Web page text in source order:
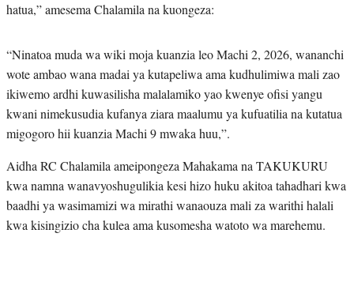
hatua,” amesema Chalamila na kuongeza:
“Ninatoa muda wa wiki moja kuanzia leo Machi 2, 2026, wananchi
wote ambao wana madai ya kutapeliwa ama kudhulimiwa mali zao
ikiwemo ardhi kuwasilisha malalamiko yao kwenye ofisi yangu
kwani nimekusudia kufanya ziara maalumu ya kufuatilia na kutatua
migogoro hii kuanzia Machi 9 mwaka huu,”.
Aidha RC Chalamila ameipongeza Mahakama na TAKUKURU
kwa namna wanavyoshugulikia kesi hizo huku akitoa tahadhari kwa
baadhi ya wasimamizi wa mirathi wanaouza mali za warithi halali
kwa kisingizio cha kulea ama kusomesha watoto wa marehemu.